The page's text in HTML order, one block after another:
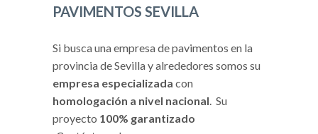
PAVIMENTOS SEVILLA
Si busca una empresa de pavimentos en la
provincia de Sevilla y alrededores somos su
empresa especializada con
homologación a nivel nacional. Su
proyecto 100% garantizado